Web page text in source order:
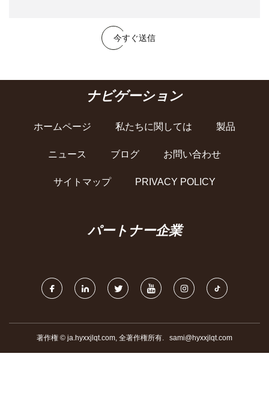
今すぐ送信
ナビゲーション
ホームページ 私たちに関しては 製品
ニュース ブログ お問い合わせ
サイトマップ PRIVACY POLICY
パートナー企業
著作権 © ja.hyxxjlqt.com, 全著作権所有. sami@hyxxjlqt.com